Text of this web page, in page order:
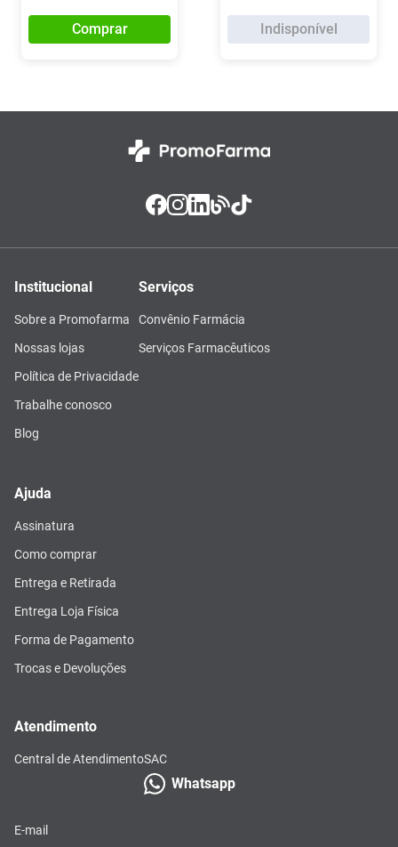
Comprar Indisponível
Institucional
Sobre a Promofarma
Nossas lojas
Política de Privacidade
Trabalhe conosco
Blog
Serviços
Convênio Farmácia
Serviços Farmacêuticos
Ajuda
Assinatura
Como comprar
Entrega e Retirada
Entrega Loja Física
Forma de Pagamento
Trocas e Devoluções
Atendimento
Central de AtendimentoSAC
Whatsapp
E-mail